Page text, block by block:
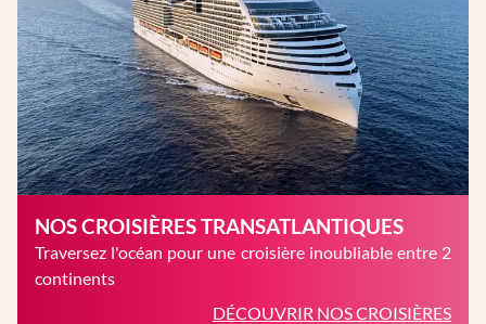
NOS CROISIÈRES TRANSATLANTIQUES
Traversez l'océan pour une croisière inoubliable entre 2
continents
DÉCOUVRIR NOS CROISIÈRES